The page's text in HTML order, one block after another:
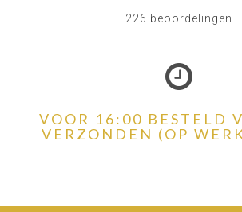
226 beoordelingen
VOOR 16:00 BESTELD
VERZONDEN (OP